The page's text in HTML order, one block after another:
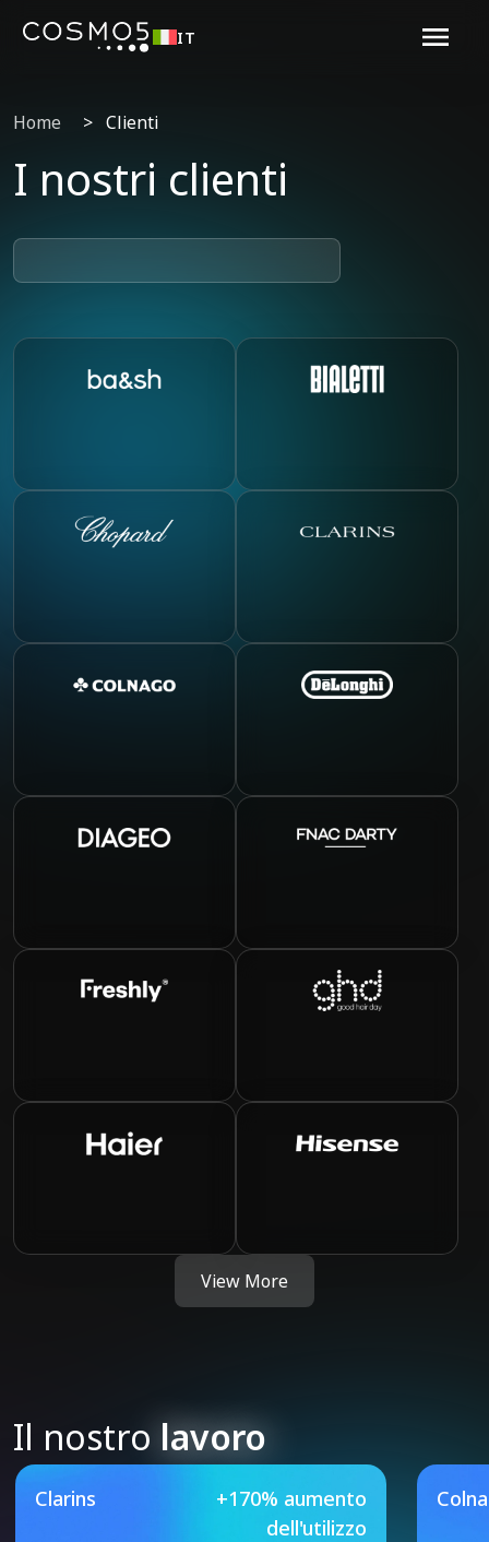
IT
Home > Clienti
I nostri clienti
ba&sh Bialetti
Chopard Clarins
Colnago De’
Diageo Fnac
Freshly Cosmetics
Ghd
Haier Hisense
View More
Il nostro lavoro
Our Featured Case Studies
Clarins
+170% aumento
dell'utilizzo